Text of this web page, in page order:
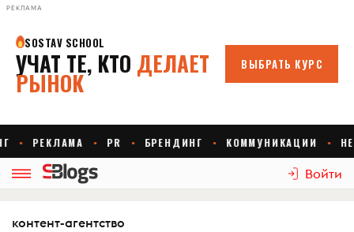
РЕКЛАМА
Войти
контент-агентство